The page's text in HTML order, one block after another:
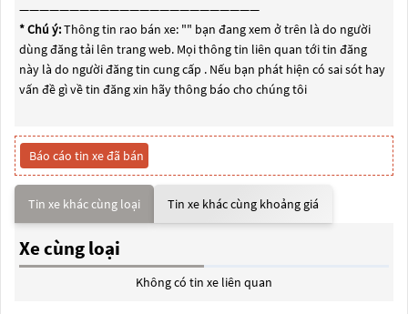
————————————————————————
* Chú ý:Thông tin rao bán xe: "" bạn đang xem ở trên là do người
dùng đăng tải lên trang web. Mọi thông tin liên quan tới tin đăng
này là do người đăng tin cung cấp . Nếu bạn phát hiện có sai sót hay
vấn đề gì về tin đăng xin hãy thông báo cho chúng tôi
Báo cáo tin xe đã bán
Tin xe khác cùng loại Tin xe khác cùng khoảng giá
Xe cùng loại
Không có tin xe liên quan